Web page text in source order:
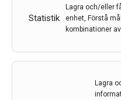
Statistik
Lagra och/eller
enhet, Förstå
kombinationer
Lagra
ANDERS
Neurologkliniken i Umeå ,
Mats Andersson får se
starka prestationer